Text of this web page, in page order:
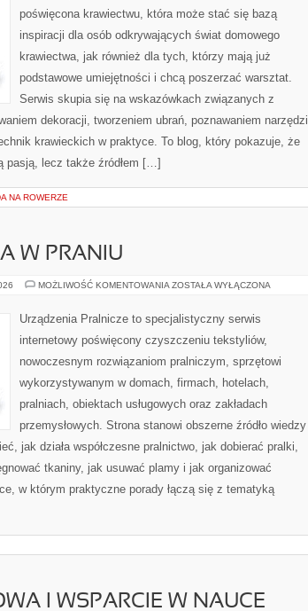
poświęcona krawiectwu, która może stać się bazą
inspiracji dla osób odkrywających świat domowego
krawiectwa, jak również dla tych, którzy mają już
podstawowe umiejętności i chcą poszerzać warsztat.
Serwis skupia się na wskazówkach związanych z
dekoracji, tworzeniem ubrań, poznawaniem narzędzi
krawieckich w praktyce. To blog, który pokazuje, że
pasją, lecz także źródłem […]
NA ROWERZE
W PRANIU
MOŻLIWOŚĆ KOMENTOWANIA MODA
W
PRANIU
ZOSTAŁA WYŁĄCZONA
Urządzenia Pralnicze to specjalistyczny serwis
internetowy poświęcony czyszczeniu tekstyliów,
nowoczesnym rozwiązaniom pralniczym, sprzętowi
wykorzystywanym w domach, firmach, hotelach,
pralniach, obiektach usługowych oraz zakładach
przemysłowych. Strona stanowi obszerne źródło wiedzy
jak działa współczesne pralnictwo, jak dobierać pralki,
tkaniny, jak usuwać plamy i jak organizować
w którym praktyczne porady łączą się z tematyką
I WSPARCIE W NAUCE